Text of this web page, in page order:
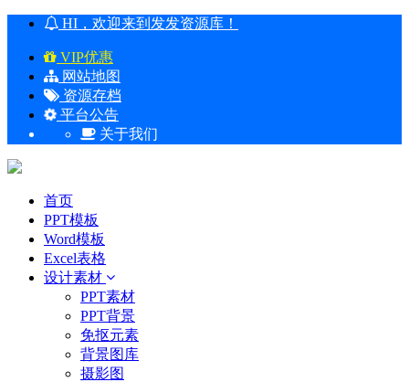
HI，欢迎来到发发资源库！
VIP优惠
网站地图
资源存档
平台公告
关于我们
首页
PPT模板
Word模板
Excel表格
设计素材
PPT素材
PPT背景
免抠元素
背景图库
摄影图